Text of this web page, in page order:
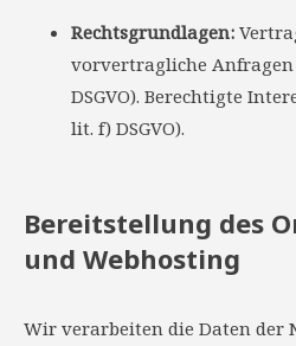
Rechtsgrundlagen:
vorvertragliche Anfragen
DSGVO). Berechtigte
lit. f) DSGVO).
Bereitstellung des
und Webhosting
Wir verarbeiten die Daten der